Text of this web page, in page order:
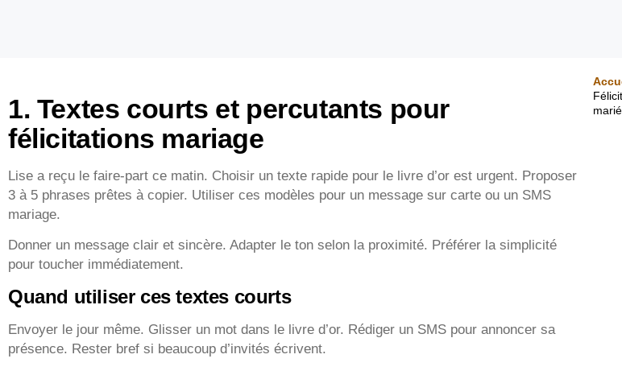
1. Textes courts et percutants pour
félicitations mariage
Lise a reçu le faire-part ce matin. Choisir un texte rapide pour le livre d’or est urgent. Proposer
3 à 5 phrases prêtes à copier. Utiliser ces modèles pour un message sur carte ou un SMS
mariage.
Donner un message clair et sincère. Adapter le ton selon la proximité. Préférer la simplicité
pour toucher immédiatement.
Quand utiliser ces textes courts
Envoyer le jour même. Glisser un mot dans le livre d’or. Rédiger un SMS pour annoncer sa
présence. Rester bref si beaucoup d’invités écrivent.